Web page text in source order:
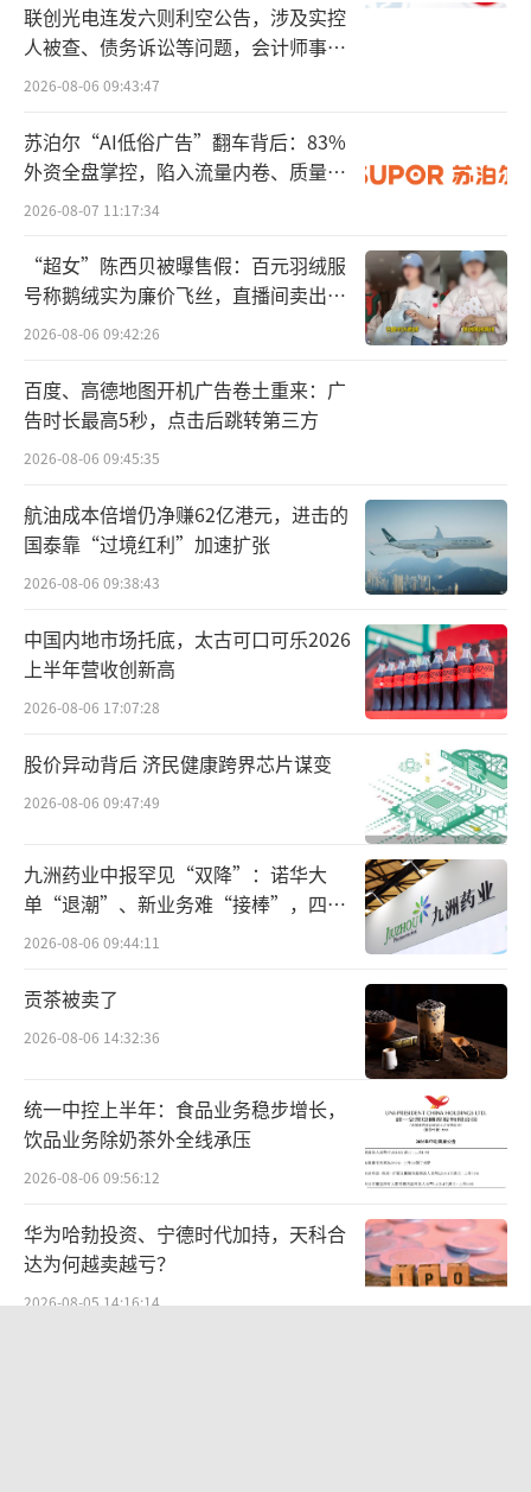
无独有偶，另一家国际烈酒巨头也在这个
时间点出现了恢复性增长。帝亚吉欧的2017年
财报显示，集团大中华区业务（包括白酒和苏
格兰威士忌）净销售额同比增长25%。这一强
劲增长主要靠白酒业务拉动，旗下白酒品牌水
井坊的销售额较上年同期增长65%，此外中国
内地和中国台湾地区的威士忌销售也表现强
劲。
有行业人士告诉微酒，“以保乐力加、帝
亚吉欧为首的国际烈酒巨头在上世纪90年代就
已经进入中国市场，且主要聚焦在高端烈酒市
场；经过近30年的深耕，马爹利、人头马、轩
尼诗三大洋酒品牌形成了“三足鼎立”的格
局，在高端酒类市场有着极强的竞争力。
因此，这一时期高端洋酒的崛起一方面是
有赖于品牌对中国市场的高度重视，以及不遗
余力的长期投入和精细化的渠道布局，另一方
面则是茅台等高端白酒的带动效应。自2016年
以来，以茅台为代表的白酒价格上涨，不仅拉
升了高端与次高端白酒的价格空间，也带动了
中高端洋酒在中国市场的爆炸式增长。
具体来看，2017-2018年烈酒的高歌猛进，
多是有赖于白兰地的加持。酒类进出口商分会
发布的报告显示，2017年烈酒的进口额突破了1
1亿美元的新成就，其中，白兰地同期进口额为
8.7亿美元，同比增长34.8%，在各进口酒类中
排名仅次于原瓶装葡萄酒，约占烈酒进口额76.
8%。
02
资本铺路，威士忌崛起成为确定性
值得一提的是，在2019年之后，威士忌成
联创光电连发六则利空公告，涉及实控
人被查、债务诉讼等问题，会计师事务
所曾出具“保留意见”
2026-08-06 09:43:47
苏泊尔“AI低俗广告”翻车背后：83%
外资全盘掌控，陷入流量内卷、质量频
发的负循环
2026-08-07 11:17:34
“超女”陈西贝被曝售假：百元羽绒服
号称鹅绒实为廉价飞丝，直播间卖出超
百万元
2026-08-06 09:42:26
百度、高德地图开机广告卷土重来：广
告时长最高5秒，点击后跳转第三方
2026-08-06 09:45:35
航油成本倍增仍净赚62亿港元，进击的
国泰靠“过境红利”加速扩张
2026-08-06 09:38:43
中国内地市场托底，太古可口可乐2026
上半年营收创新高
2026-08-06 17:07:28
股价异动背后 济民健康跨界芯片谋变
2026-08-06 09:47:49
九洲药业中报罕见“双降”：诺华大
单“退潮”、新业务难“接棒”，四大
难关待闯
2026-08-06 09:44:11
贡茶被卖了
2026-08-06 14:32:36
统一中控上半年：食品业务稳步增长，
饮品业务除奶茶外全线承压
2026-08-06 09:56:12
华为哈勃投资、宁德时代加持，天科合
达为何越卖越亏？
2026-08-05 14:16:14